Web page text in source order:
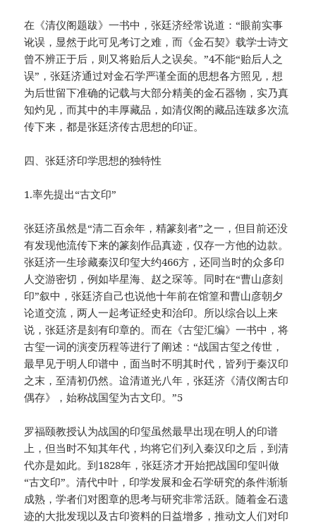
在《清仪阁题跋》一书中，张廷济经常说道：“眼前实事
讹误，显然于此可见考订之难，而《金石契》载学士诗文
曾不辨正于后，则又将贻后人之误矣。”4不能“贻后人之
误”，张廷济通过对金石学严谨全面的思想各方照见，想
为后世留下准确的记载与大部分精美的金石器物，实乃真
知灼见，而其中的丰厚藏品，如清仪阁的藏品连跋多次流
传下来，都是张廷济传古思想的印证。
四、张廷济印学思想的独特性
1.率先提出“古文印”
张廷济虽然是“清二百余年，精篆刻者”之一，但目前还没
有发现他流传下来的篆刻作品真迹，仅存一方他的边款。
张廷济一生珍藏秦汉印玺大约466方，还同当时的众多印
人交游密切，例如毕星海、赵之琛等。同时在“曹山彦刻
印”叙中，张廷济自己也说他十年前在馆篁和曹山彦朝夕
论道交流，两人一起考证经史和治印。所以综合以上来
说，张廷济是刻有印章的。而在《古玺汇编》一书中，将
古玺一词的演变历程等进行了阐述：“战国古玺之传世，
最早见于明人印谱中，面当时不明其时代，皆列于秦汉印
之末，至清初仍然。迨清道光八年，张廷济《清仪阁古印
偶存》，始称战国玺为古文印。”5
罗福颐教授认为战国的印玺虽然最早出现在明人的印谱
上，但当时不知其年代，均将它们列入秦汉印之后，到清
代亦是如此。到1828年，张廷济才开始把战国印玺叫做
“古文印”。清代中叶，印学发展和金石学研究的条件渐渐
成熟，学者们对图章的思考与研究非常活跃。随着金石遗
迹的大批发现以及古印资料的日益增多，推动文人们对印